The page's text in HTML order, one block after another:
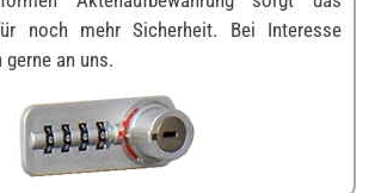
noch mehr Sicherheit. Bei Interesse
an uns.